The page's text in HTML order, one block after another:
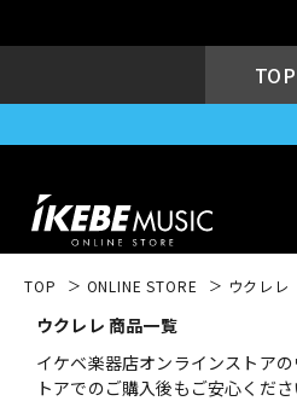
TOP
TOP ONLINE STORE ウクレレ
ウクレレ 商品一覧
イケベ楽器店オンラインストア
トアでのご購入後もご安心くだ